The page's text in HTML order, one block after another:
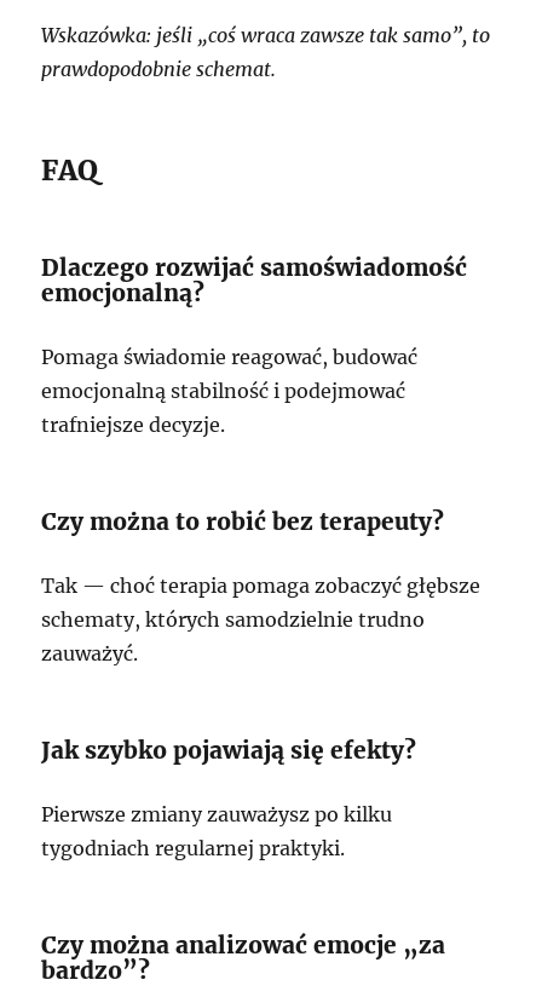
Wskazówka: jeśli „coś wraca zawsze tak samo”, to
prawdopodobnie schemat.
FAQ
Dlaczego rozwijać samoświadomość
emocjonalną?
Pomaga świadomie reagować, budować
emocjonalną stabilność i podejmować
trafniejsze decyzje.
Czy można to robić bez terapeuty?
Tak — choć terapia pomaga zobaczyć głębsze
schematy, których samodzielnie trudno
zauważyć.
Jak szybko pojawiają się efekty?
Pierwsze zmiany zauważysz po kilku
tygodniach regularnej praktyki.
Czy można analizować emocje „za
bardzo”?